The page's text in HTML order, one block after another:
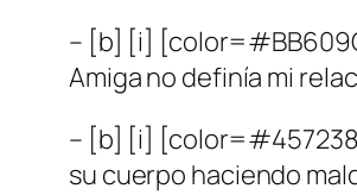
– [b] [i]
Amiga no definía mi
– [b] [i] [color=#457238]
su cuerpo haciendo